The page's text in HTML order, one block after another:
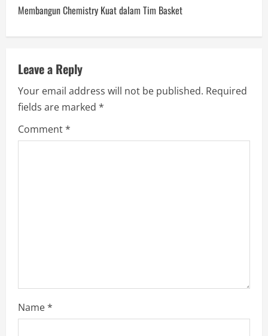
t
a
v
i
g
Membangun Chemistry Kuat dalam Tim Basket
Leave a Reply
Your email address will not be published. Required
fields are marked *
Comment*
Name*